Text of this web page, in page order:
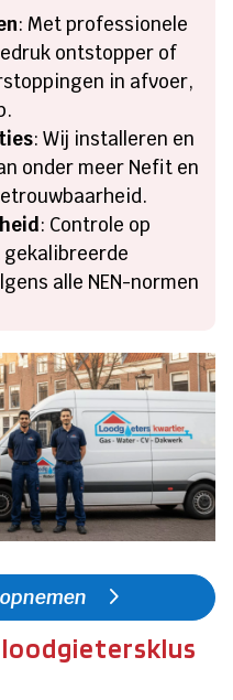
: Met professionele
ontstopper of
in afvoer,
: Wij installeren en
onder meer Nefit en
: Controle op
alle NEN-normen